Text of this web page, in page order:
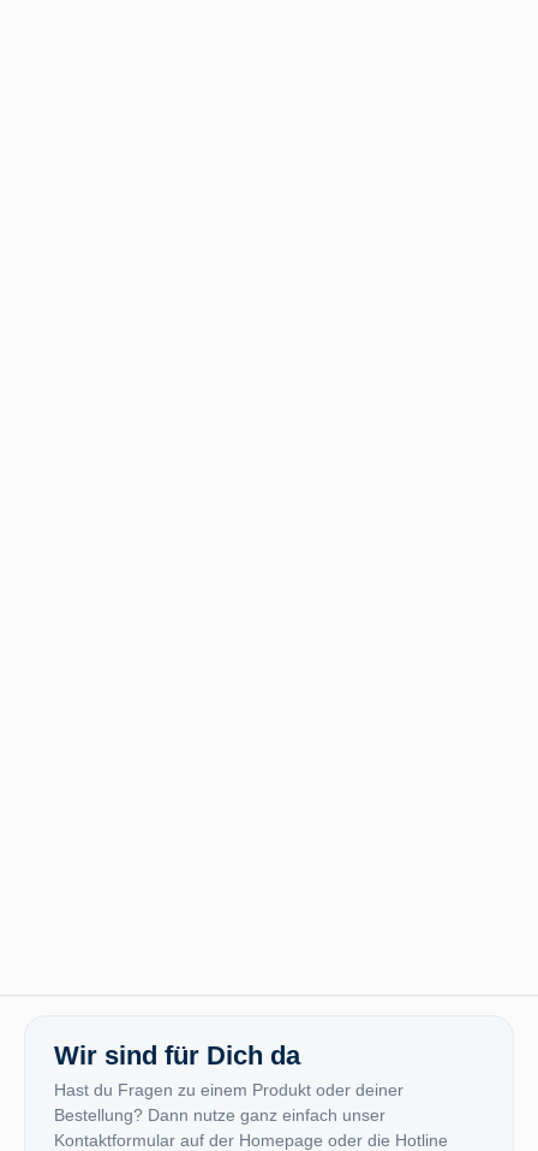
Wir sind für Dich da
Hast du Fragen zu einem Produkt oder deiner
Bestellung? Dann nutze ganz einfach unser
Kontaktformular auf der Homepage oder die Hotline